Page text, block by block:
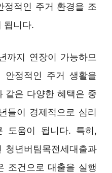
정적인 주거 환경을 조
됩니다.
까지 연장이 가능하므
안정적인 주거 생활을
같은 다양한 혜택은 중
들이 경제적으로 심리
도움이 됩니다. 특히,
년버팀목전세대출과
조건으로 대출을 실행